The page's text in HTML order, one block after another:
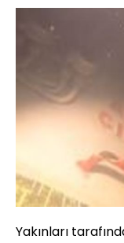
Yakınları